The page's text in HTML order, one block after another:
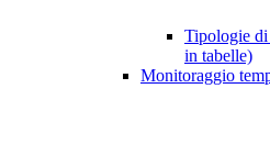
Tipologie di
in tabelle)
Monitoraggio